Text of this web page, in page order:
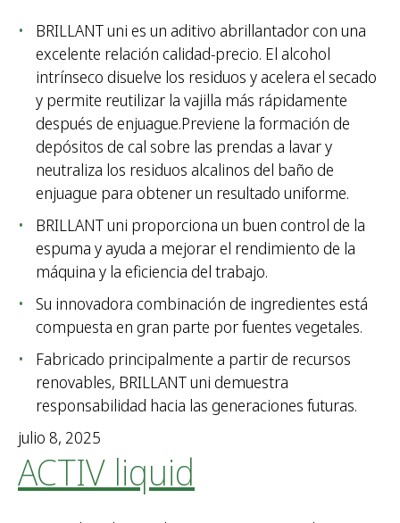
BRILLANT uni es un aditivo abrillantador con una
excelente relación calidad-precio. El alcohol
intrínseco disuelve los residuos y acelera el secado
y permite reutilizar la vajilla más rápidamente
después de enjuague.Previene la formación de
depósitos de cal sobre las prendas a lavar y
neutraliza los residuos alcalinos del baño de
enjuague para obtener un resultado uniforme.
BRILLANT uni proporciona un buen control de la
espuma y ayuda a mejorar el rendimiento de la
máquina y la eficiencia del trabajo.
Su innovadora combinación de ingredientes está
compuesta en gran parte por fuentes vegetales.
Fabricado principalmente a partir de recursos
renovables, BRILLANT uni demuestra
responsabilidad hacia las generaciones futuras.
julio 8, 2025
ACTIV liquid